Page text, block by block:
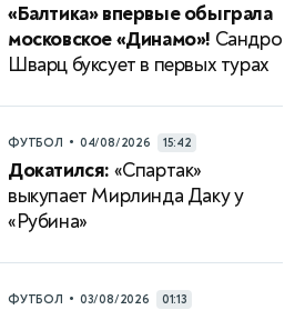
«Балтика» впервые обыграла
московское «Динамо»! Сандро
Шварц буксует в первых турах
ФУТБОЛ • 04/08/2026 15:42
Докатился: «Спартак»
выкупает Мирлинда Даку у
«Рубина»
ФУТБОЛ • 03/08/2026 01:13